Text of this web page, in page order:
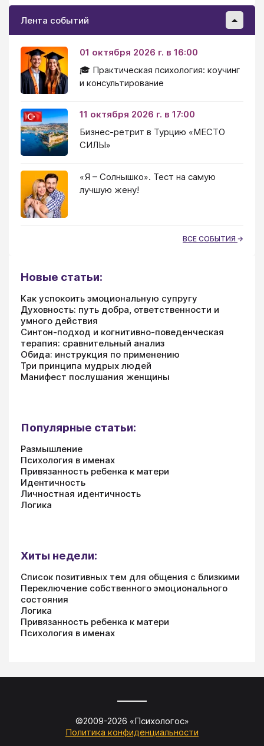
Лента событий
01 октября 2026 г. в 16:00
🎓 Практическая психология: коучинг
и консультирование
11 октября 2026 г. в 17:00
Бизнес-ретрит в Турцию «МЕСТО
СИЛЫ»
«Я – Солнышко». Тест на самую
лучшую жену!
ВСЕ СОБЫТИЯ
Новые статьи:
Как успокоить эмоциональную супругу
Духовность: путь добра, ответственности и
умного действия
Синтон-подход и когнитивно-поведенческая
терапия: сравнительный анализ
Обида: инструкция по применению
Три принципа мудрых людей
Манифест послушания женщины
Популярные статьи:
Размышление
Психология в именах
Привязанность ребенка к матери
Идентичность
Личностная идентичность
Логика
Хиты недели:
Список позитивных тем для общения с близкими
Переключение собственного эмоционального
состояния
Логика
Привязанность ребенка к матери
Психология в именах
©2009-2026 «Психологос»
Политика конфиденциальности